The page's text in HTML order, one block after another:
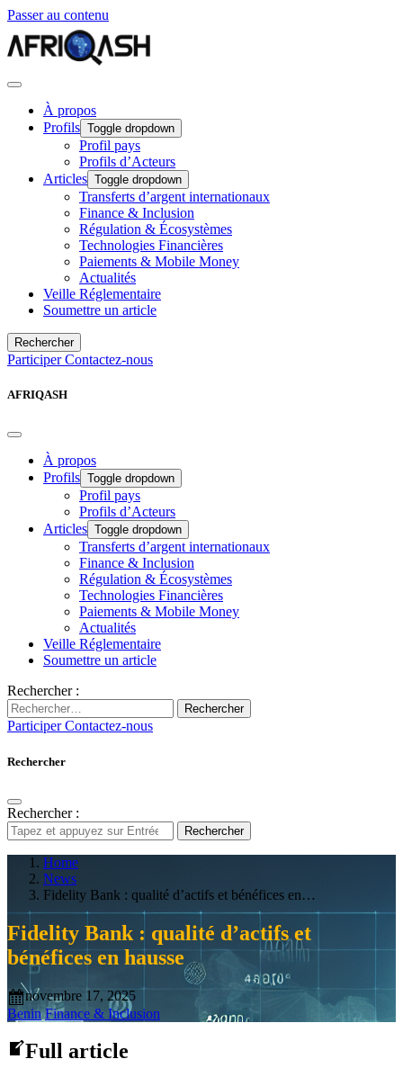
Passer au contenu
À propos
Profils Toggle dropdown
Profil pays
Profils d’Acteurs
Articles Toggle dropdown
Transferts d’argent internationaux
Finance & Inclusion
Régulation & Écosystèmes
Technologies Financières
Paiements & Mobile Money
Actualités
Veille Réglementaire
Soumettre un article
Rechercher
ParticiperContactez-nous
AFRIQASH
À propos
Profils Toggle dropdown
Profil pays
Profils d’Acteurs
Articles Toggle dropdown
Transferts d’argent internationaux
Finance & Inclusion
Régulation & Écosystèmes
Technologies Financières
Paiements & Mobile Money
Actualités
Veille Réglementaire
Soumettre un article
Rechercher :
Rechercher
ParticiperContactez-nous
Rechercher
Rechercher :
Rechercher
Home
News
Fidelity Bank : qualité d’actifs et bénéfices en…
Fidelity Bank : qualité d’actifs et
bénéfices en hausse
novembre 17, 2025
Benin Finance & Inclusion
Full article